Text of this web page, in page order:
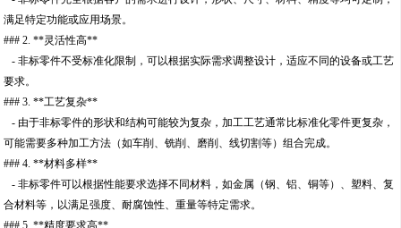
满足特定功能或应用场景。
### 2. **灵活性高**
- 非标零件不受标准化限制，可以根据实际需求调整设计，适应不同的设备或工艺
要求。
### 3. **工艺复杂**
- 由于非标零件的形状和结构可能较为复杂，加工工艺通常比标准化零件更复杂，
可能需要多种加工方法（如车削、铣削、磨削、线切割等）组合完成。
### 4. **材料多样**
- 非标零件可以根据性能要求选择不同材料，如金属（钢、铝、铜等）、塑料、复
合材料等，以满足强度、耐腐蚀性、重量等特定需求。
### 5. **精度要求高**